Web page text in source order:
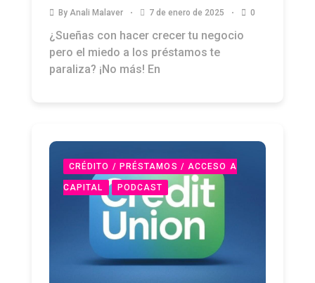
By Anali Malaver 7 de enero de 2025 0
¿Sueñas con hacer crecer tu negocio
pero el miedo a los préstamos te
paraliza? ¡No más! En
CRÉDITO / PRÉSTAMOS / ACCESO A
CAPITAL PODCAST